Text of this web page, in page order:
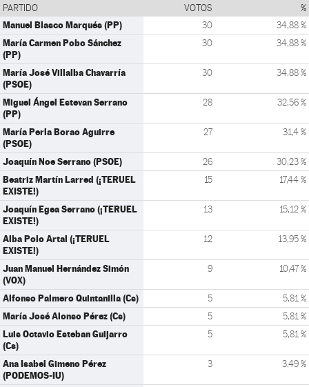
PARTIDO VOTOS %
Manuel Blasco Marqués (PP) 30 34,88 %
María Carmen Pobo Sánchez
(PP)
30 34,88 %
María José Villalba Chavarría
(PSOE)
30 34,88 %
Miguel Ángel Estevan Serrano
(PP)
28 32,56 %
María Perla Borao Aguirre
(PSOE)
27 31,4 %
Joaquín Noe Serrano (PSOE) 26 30,23 %
Beatriz Martín Larred (¡TERUEL
EXISTE!)
15 17,44 %
Joaquín Egea Serrano (¡TERUEL
EXISTE!)
13 15,12 %
Alba Polo Artal (¡TERUEL
EXISTE!)
12 13,95 %
Juan Manuel Hernández Simón
(VOX)
9 10,47 %
Alfonso Palmero Quintanilla (Cs) 5 5,81 %
María José Alonso Pérez (Cs) 5 5,81 %
Luis Octavio Esteban Guijarro
(Cs)
5 5,81 %
Ana Isabel Gimeno Pérez
(PODEMOS-IU)
3 3,49 %